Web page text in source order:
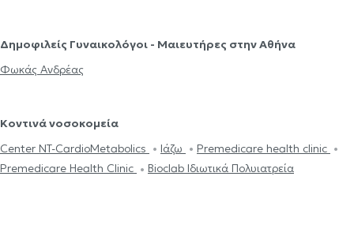
Δημοφιλείς Γυναικολόγοι - Μαιευτήρες στην Αθήνα
Φωκάς Ανδρέας
Κοντινά νοσοκομεία
Center NT-CardioMetabolics
Ιάζω
Premedicare health clinic
Premedicare Health Clinic
Bioclab Ιδιωτικά Πολυιατρεία